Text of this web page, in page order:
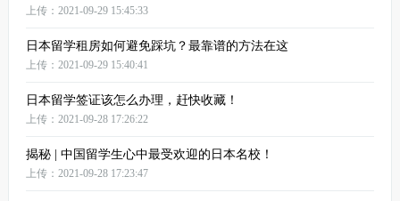
上传：2021-09-29 15:45:33
日本留学租房如何避免踩坑？最靠谱的方法在这
上传：2021-09-29 15:40:41
日本留学签证该怎么办理，赶快收藏！
上传：2021-09-28 17:26:22
揭秘 | 中国留学生心中最受欢迎的日本名校！
上传：2021-09-28 17:23:47